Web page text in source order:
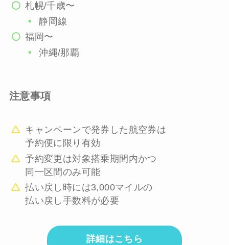
札幌/千歳〜
静岡線
福岡〜
沖縄/那覇
注意事項
キャンペーンで発券した航空券は
予約便に限り有効
予約変更は対象搭乗期間内かつ
同一区間のみ可能
払い戻し時には3,000マイルの
払い戻し手数料が必要
詳細はこちら